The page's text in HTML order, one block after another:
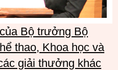
Bộ trưởng Bộ
thao, Khoa học và
giải thưởng khác